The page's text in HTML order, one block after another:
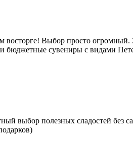
восторге! Выбор просто
бюджетные сувениры с видами
выбор полезных сладостей